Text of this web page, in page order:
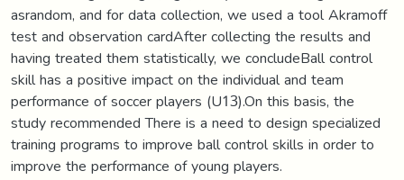
asrandom, and for data collection, we used a tool Akramoff
test and observation cardAfter collecting the results and
having treated them statistically, we concludeBall control
skill has a positive impact on the individual and team
performance of soccer players (U13).On this basis, the
study recommended There is a need to design specialized
training programs to improve ball control skills in order to
improve the performance of young players.